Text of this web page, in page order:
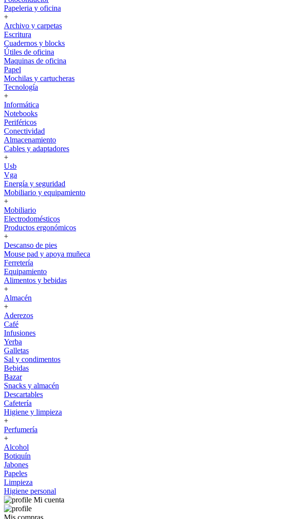
Papeleria y oficina
+
Archivo y carpetas
Escritura
Cuadernos y blocks
Útiles de oficina
Maquinas de oficina
Papel
Mochilas y cartucheras
Tecnología
+
Informática
Notebooks
Periféricos
Conectividad
Almacenamiento
Cables y adaptadores
+
Usb
Vga
Energía y seguridad
Mobiliario y equipamiento
+
Mobiliario
Electrodomésticos
Productos ergonómicos
+
Descanso de pies
Mouse pad y apoya muñeca
Ferretería
Equipamiento
Alimentos y bebidas
+
Almacén
+
Aderezos
Café
Infusiones
Yerba
Galletas
Sal y condimentos
Bebidas
Bazar
Snacks y almacén
Descartables
Cafetería
Higiene y limpieza
+
Perfumería
+
Alcohol
Botiquín
Jabones
Papeles
Limpieza
Higiene personal
Mi cuenta
Mis compras